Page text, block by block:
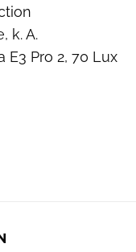
k. A.
E3 Pro 2, 70 Lux